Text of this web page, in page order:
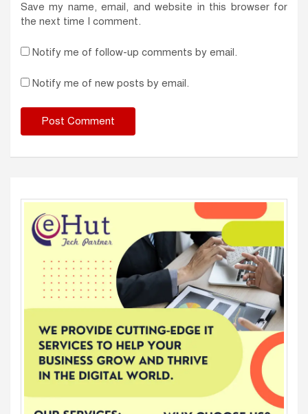
Save my name, email, and website in this browser for
the next time I comment.
Notify me of follow-up comments by email.
Notify me of new posts by email.